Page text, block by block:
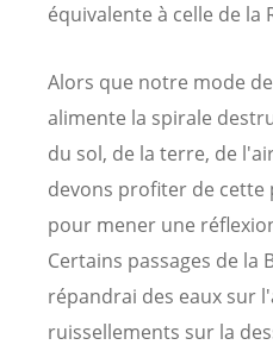
équivalente à celle de la
Alors que notre mode
alimente la spirale
du sol, de la terre, de
devons profiter de cette
pour mener une
Certains passages de la
répandrai des eaux sur
ruissellements sur la